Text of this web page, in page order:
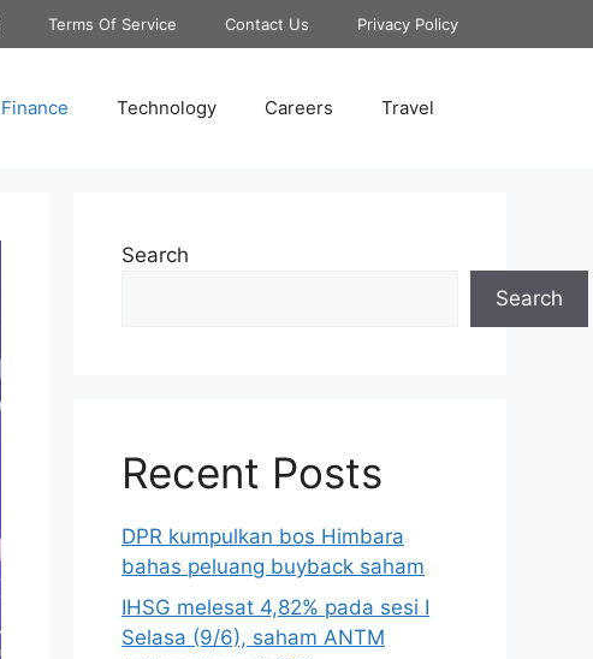
Terms Of Service Contact Us Privacy Policy
Finance Technology Careers Travel
Search
Search
Recent Posts
DPR kumpulkan bos Himbara
bahas peluang buyback saham
IHSG melesat 4,82% pada sesi I
Selasa (9/6), saham ANTM